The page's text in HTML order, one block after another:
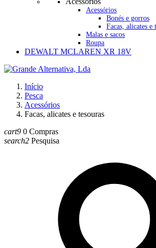
Acessórios
Bonés e gorros
Facas, alicates e
Malas e sacos
Roupa
DEWALT MCLAREN XR 18V
Início
Pesca
Acessórios
Facas, alicates e tesouras
cart9 0 Compras
search2 Pesquisa